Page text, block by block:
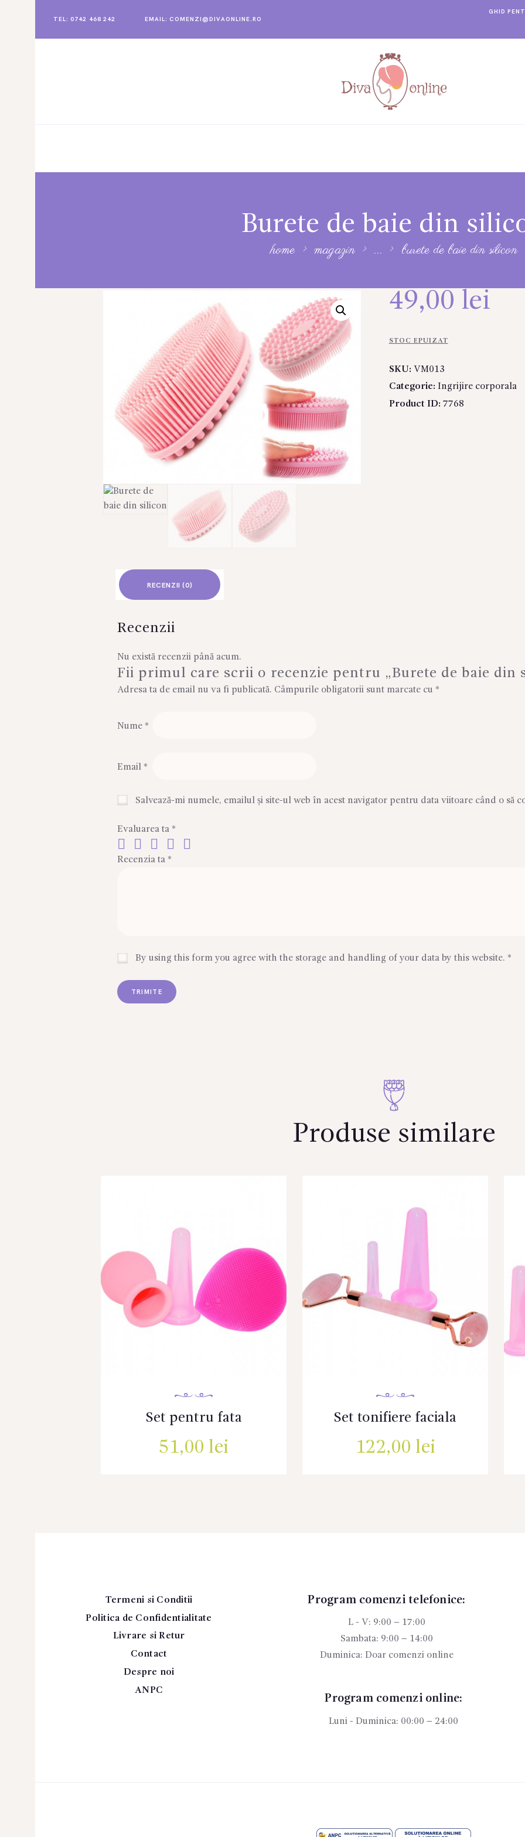
TEL: 0742 468 242 EMAIL: COMENZI@DIVAONLINE.RO
GHID
Burete de baie din
home magazin ... burete de baie din silicon
49,00 lei
STOC EPUIZAT
SKU: VM013
Categorie: Ingrijire corporala
Product ID: 7768
RECENZII (0)
Recenzii
Nu există recenzii până acum.
Fii primul care scrii o recenzie pentru „Burete de baie din
Adresa ta de email nu va fi publicată. Câmpurile obligatorii sunt marcate cu *
Nume *
Email *
Salvează-mi numele, emailul și site-ul web în acest navigator pentru data viitoare când o să
Evaluarea ta *
Recenzia ta *
By using this form you agree with the storage and handling of your data by this website. *
Produse similare
Set pentru fata
51,00 lei
Set tonifiere faciala
122,00 lei
Termeni si Conditii
Politica de Confidentialitate
Livrare si Retur
Contact
Despre noi
ANPC
Program comenzi telefonice:
L - V: 9:00 – 17:00
Sambata: 9:00 – 14:00
Duminica: Doar comenzi online
Program comenzi online:
Luni - Duminica: 00:00 – 24:00